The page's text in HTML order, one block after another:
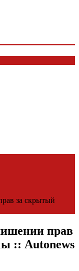
за скрытый
прав
:: Autonews